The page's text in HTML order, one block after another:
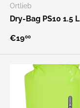
Ortlieb
Dry-Bag PS10 1.5 L
€1900